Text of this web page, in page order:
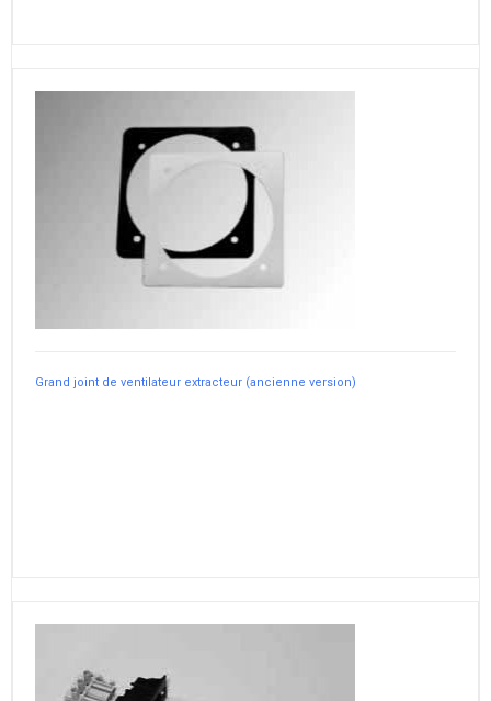
Grand joint de ventilateur extracteur (ancienne version)